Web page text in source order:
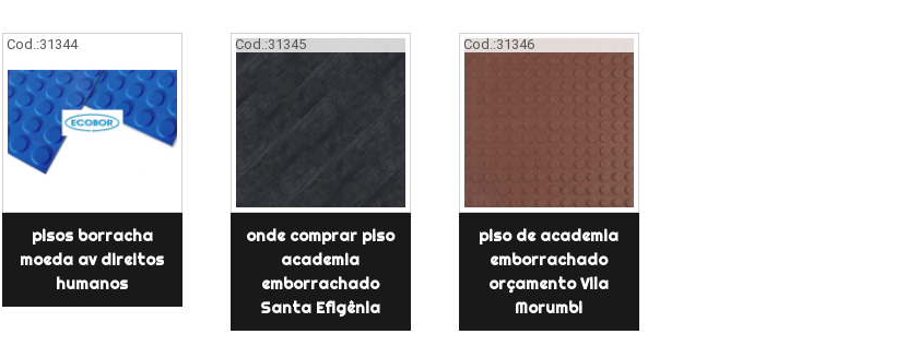
Cod.:31344
pisos borracha
moeda av direitos
humanos
Cod.:31345
onde comprar piso
academia
emborrachado
Santa Efigênia
Cod.:31346
piso de academia
emborrachado
orçamento Vila
Morumbi